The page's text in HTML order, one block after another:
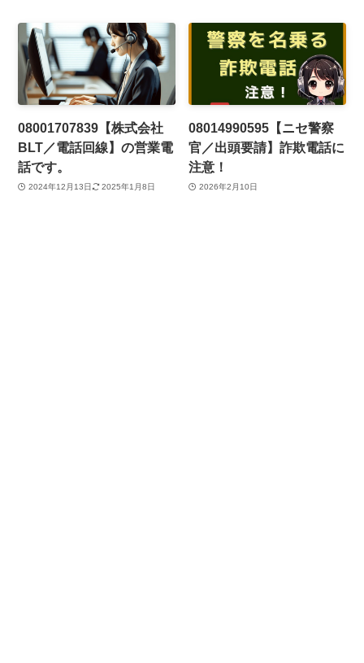
08001707839【株式会社
BLT／電話回線】の営業電
話です。
2024年12月13日 2025年1月8日
08014990595【ニセ警察
官／出頭要請】詐欺電話に
注意！
2026年2月10日